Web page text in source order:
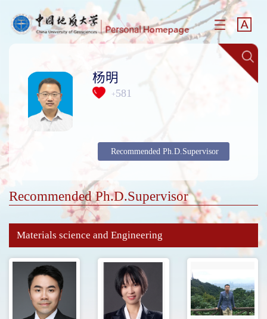
杨明
+581
Recommended Ph.D.Supervisor
Recommended Ph.D.Supervisor
Materials science and Engineering